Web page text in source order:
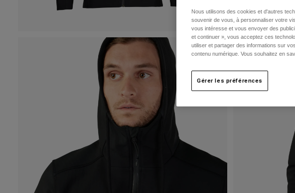
Nous utilisons des cookies et d'autres
souvenir de vous, à personnaliser votre
vous intéresse et vous envoyer des
et continuer », vous acceptez ces
utiliser et partager des informations sur
contenu numérique. Vous souhaitez en
Gérer les préférences